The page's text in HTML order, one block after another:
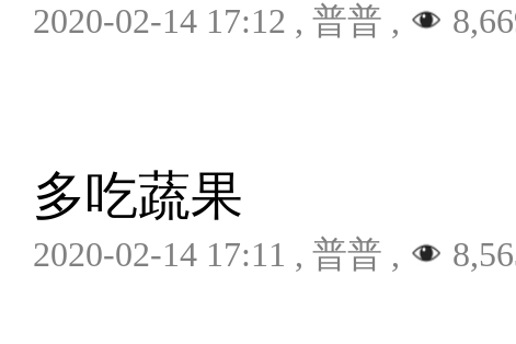
2020-02-14 17:12 , 普普 ,
多吃蔬果
2020-02-14 17:11 , 普普 ,